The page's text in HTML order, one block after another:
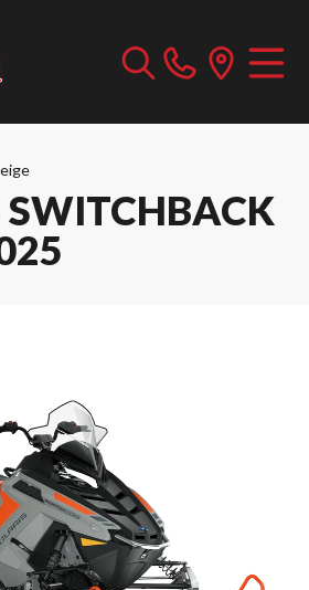
SWITCHBACK